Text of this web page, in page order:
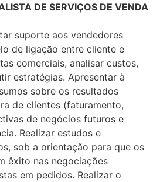
DE SERVIÇOS DE VENDA
suporte aos vendedores
de ligação entre cliente e
comerciais, analisar custos,
estratégias. Apresentar à
sobre os resultados
de clientes (faturamento,
de negócios futuros e
Realizar estudos e
sob a orientação para que os
êxito nas negociações
em pedidos. Realizar o